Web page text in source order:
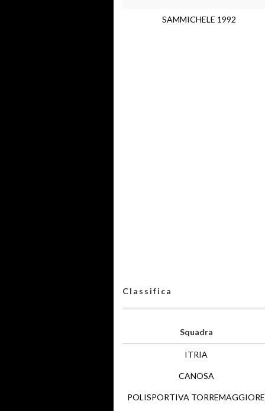
SAMMICHELE 1992
Classifica
Squadra
ITRIA
CANOSA
POLISPORTIVA TORREMAGGIORE